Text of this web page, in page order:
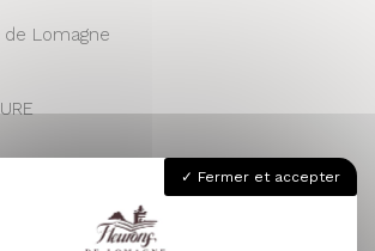
Lomagne
Fermer et accepter